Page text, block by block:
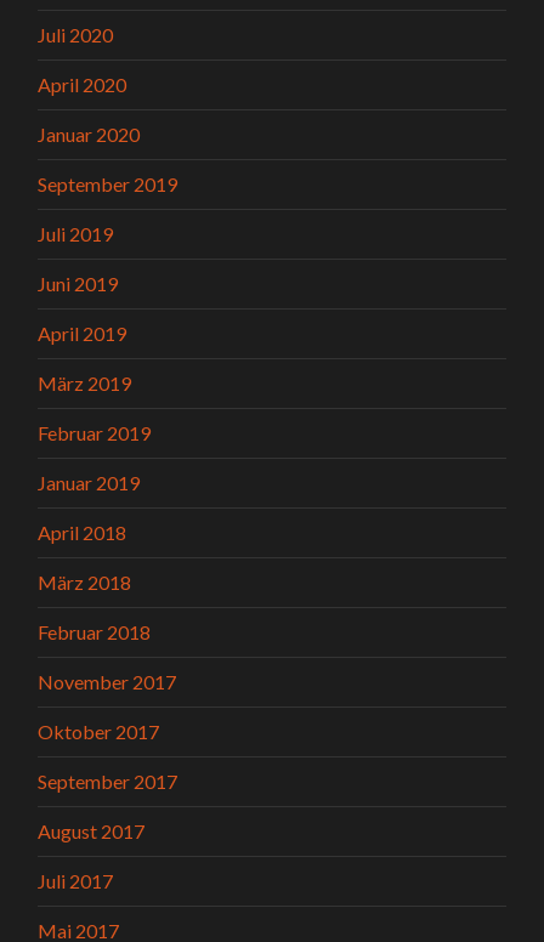
Juli 2020
April 2020
Januar 2020
September 2019
Juli 2019
Juni 2019
April 2019
März 2019
Februar 2019
Januar 2019
April 2018
März 2018
Februar 2018
November 2017
Oktober 2017
September 2017
August 2017
Juli 2017
Mai 2017